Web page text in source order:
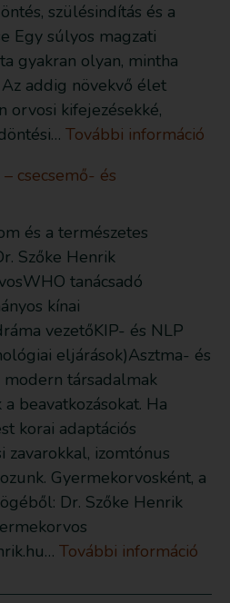
szülésindítás és a
Egy súlyos magzati
gyakran olyan, mintha
addig növekvő élet
orvosi kifejezésekké,
További információ
csecsemő- és
és a természetes
Szőke Henrik
tanácsadó
kínai
vezetőKIP- és NLP
eljárások)Asztma- és
társadalmak
beavatkozásokat. Ha
korai adaptációs
zavarokkal, izomtónus
Gyermekorvosként, a
Dr. Szőke Henrik
További információ